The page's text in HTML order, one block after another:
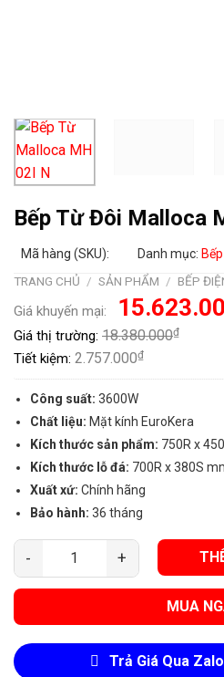
Bếp Từ Đôi Malloca
Mã hàng (SKU): Danh mục:
TRANG CHỦ / SẢN PHẨM / BẾP
Giá khuyến mại:
Giá
gốc
là:
18.380.000₫.
Giá thị trường: 18.380.000₫
Tiết kiệm: 2.757.000₫
Công suất: 3600W
Chất liệu: Mặt kính EuroKera
Kích thước sản phẩm: 750R x
Kích thước lỗ đá: 700R x 380S
Xuất xứ: Chính hãng
Bảo hành: 36 tháng
Bếp Từ Đôi Malloca MH 02I N số
MUA
Trả Giá Qua